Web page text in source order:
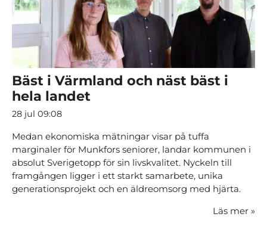
Bäst i Värmland och näst bäst i
hela landet
28 jul 09:08
Medan ekonomiska mätningar visar på tuffa
marginaler för Munkfors seniorer, landar kommunen i
absolut Sverigetopp för sin livskvalitet. Nyckeln till
framgången ligger i ett starkt samarbete, unika
generationsprojekt och en äldreomsorg med hjärta.
Läs mer »